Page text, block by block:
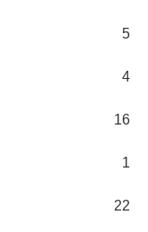
5
4
16
1
22